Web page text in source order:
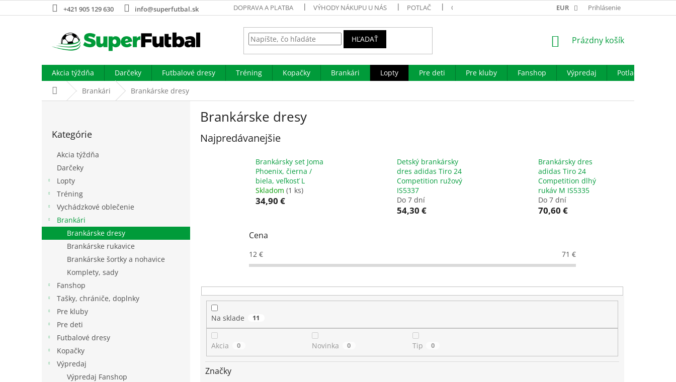
na
+421 905 129 630 info@superfutbal.sk DOPRAVA A PLATBA VÝHODY NÁKUPU U NÁS POTLAČ GARANCIA VÝMENY TOVARU REKLAMAČNÝ PORIADOK
EUR Prihlásenie
HĽADAŤ
NÁKUPNÝ
Prázdny košík
Akcia týždňa Darčeky Futbalové dresy Tréning Kopačky Brankári Lopty Pre deti Pre kluby Fanshop Výpredaj Potlač
DomovBrankári Brankárske dresy
kategórie
Kategórie
Akcia týždňa
Darčeky
Lopty
Tréning
Vychádzkové oblečenie
Brankári
Brankárske dresy
Brankárske rukavice
Brankárske šortky a nohavice
Komplety, sady
Fanshop
Tašky, chrániče, doplnky
Pre kluby
Pre deti
Futbalové dresy
Kopačky
Výpredaj
Výpredaj Fanshop
Brankárske dresy
Najpredávanejšie
Brankársky set Joma
Phoenix, čierna /
biela, veľkosť L
Skladom (1 ks)
34,90 €
Detský brankársky
dres adidas Tiro 24
Competition ružový
IS5337
Do 7 dní
54,30 €
Brankársky dres
adidas Tiro 24
Competition dlhý
rukáv M IS5335
Do 7 dní
70,60 €
Cena
12€ 71 €
Na sklade 11
Akcia 0 Novinka 0 Tip 0
Značky